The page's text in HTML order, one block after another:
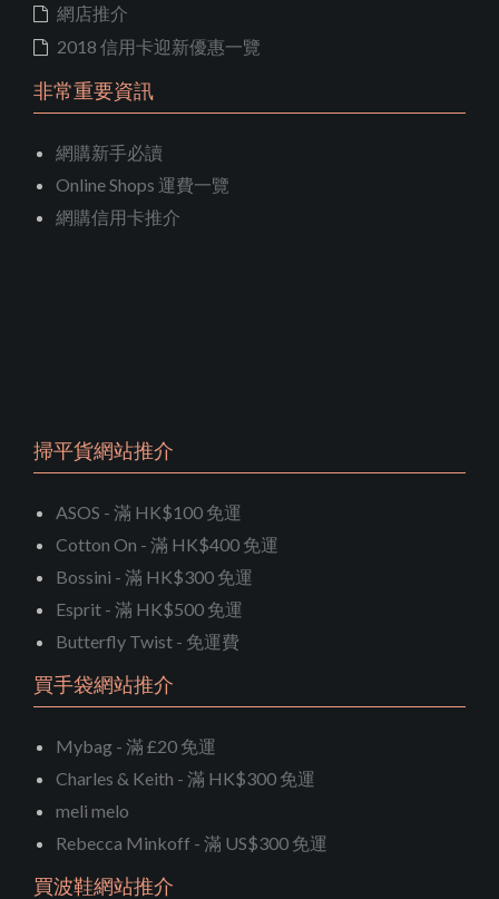
網店推介
2018 信用卡迎新優惠一覽
非常重要資訊
網購新手必讀
Online Shops 運費一覽
網購信用卡推介
掃平貨網站推介
ASOS - 滿 HK$100 免運
Cotton On - 滿 HK$400 免運
Bossini - 滿 HK$300 免運
Esprit - 滿 HK$500 免運
Butterfly Twist - 免運費
買手袋網站推介
Mybag - 滿 £20 免運
Charles & Keith - 滿 HK$300 免運
meli melo
Rebecca Minkoff - 滿 US$300 免運
買波鞋網站推介